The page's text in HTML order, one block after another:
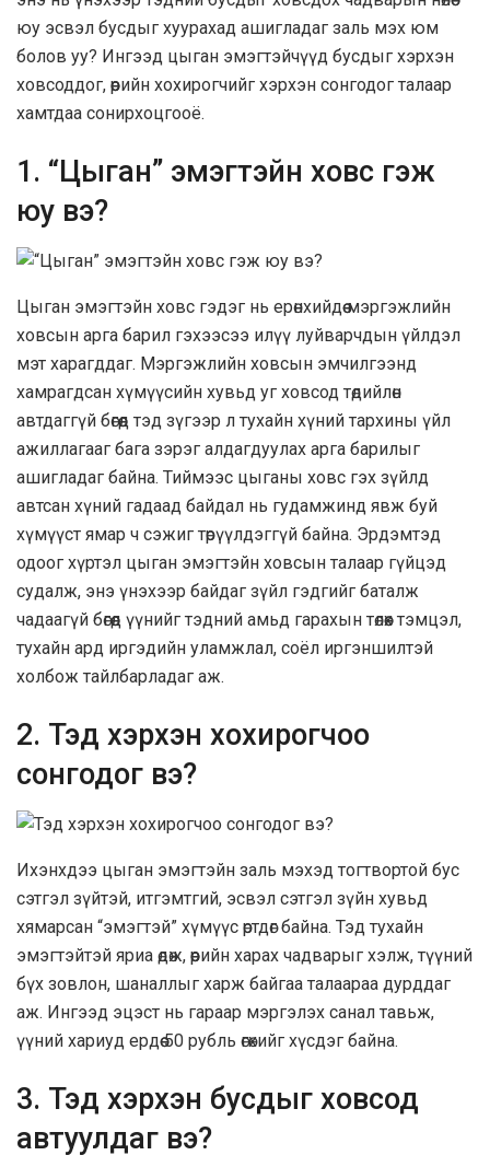
юу эсвэл бусдыг хуурахад ашигладаг заль мэх юм
болов уу? Ингээд цыган эмэгтэйчүүд бусдыг хэрхэн
ховсоддог, өөрийн хохирогчийг хэрхэн сонгодог талаар
хамтдаа сонирхоцгооё.
1. “Цыган” эмэгтэйн ховс гэж
юу вэ?
Цыган эмэгтэйн ховс гэдэг нь ерөнхийдөө мэргэжлийн
ховсын арга барил гэхээсээ илүү луйварчдын үйлдэл
мэт харагддаг. Мэргэжлийн ховсын эмчилгээнд
хамрагдсан хүмүүсийн хувьд уг ховсод төдийлөн
автдаггүй бөгөөд тэд зүгээр л тухайн хүний тархины үйл
ажиллагааг бага зэрэг алдагдуулах арга барилыг
ашигладаг байна. Тиймээс цыганы ховс гэх зүйлд
автсан хүний гадаад байдал нь гудамжинд явж буй
хүмүүст ямар ч сэжиг төрүүлдэггүй байна. Эрдэмтэд
одоог хүртэл цыган эмэгтэйн ховсын талаар гүйцэд
судалж, энэ үнэхээр байдаг зүйл гэдгийг баталж
чадаагүй бөгөөд үүнийг тэдний амьд гарахын төлөөх тэмцэл,
тухайн ард иргэдийн уламжлал, соёл иргэншилтэй
холбож тайлбарладаг аж.
2. Тэд хэрхэн хохирогчоо
сонгодог вэ?
Ихэнхдээ цыган эмэгтэйн заль мэхэд тогтвортой бус
сэтгэл зүйтэй, итгэмтгий, эсвэл сэтгэл зүйн хувьд
хямарсан “эмэгтэй” хүмүүс өртдөг байна. Тэд тухайн
эмэгтэйтэй яриа өдөж, өөрийн харах чадварыг хэлж, түүний
бүх зовлон, шаналлыг харж байгаа талаараа дурддаг
аж. Ингээд эцэст нь гараар мэргэлэх санал тавьж,
үүний хариуд ердөө 50 рубль өгөхийг хүсдэг байна.
3. Тэд хэрхэн бусдыг ховсод
автуулдаг вэ?